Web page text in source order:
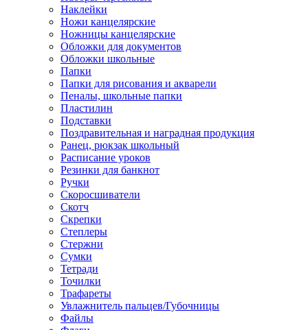
Наклейки
Ножи канцелярские
Ножницы канцелярские
Обложки для документов
Обложки школьные
Папки
Папки для рисования и акварели
Пеналы, школьные папки
Пластилин
Подставки
Поздравительная и наградная продукция
Ранец, рюкзак школьный
Расписание уроков
Резинки для банкнот
Ручки
Скоросшиватели
Скотч
Скрепки
Степлеры
Стержни
Сумки
Тетради
Точилки
Трафареты
Увлажнитель пальцев/Губочницы
Файлы